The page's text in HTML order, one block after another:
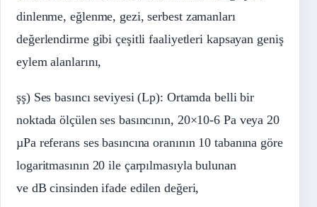
dinlenme, eğlenme, gezi, serbest zamanları
değerlendirme gibi çeşitli faaliyetleri kapsayan geniş
eylem alanlarını,
şş) Ses basıncı seviyesi (Lp): Ortamda belli bir
noktada ölçülen ses basıncının, 20×10-6 Pa veya 20
µPa referans ses basıncına oranının 10 tabanına göre
logaritmasının 20 ile çarpılmasıyla bulunan
ve dB cinsinden ifade edilen değeri,